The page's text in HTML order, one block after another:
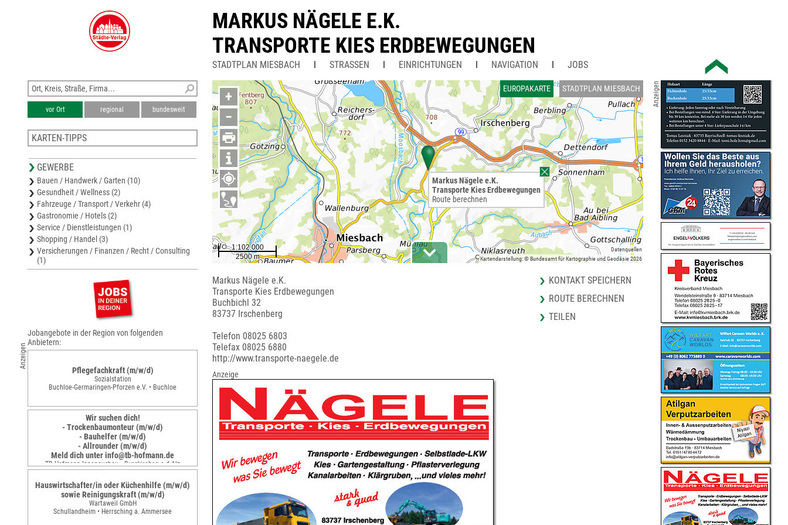
MARKUS NÄGELE E.K.
TRANSPORTE KIES ERDBEWEGUNGEN
STADTPLAN MIESBACH STRASSEN EINRICHTUNGEN NAVIGATION JOBS
EUROPAKARTE STADTPLAN MIESBACH
+
−
Kartendarstellung: © Bundesamt für Kartographie und Geodäsie 2026
Datenquellen
Markus Nägele e.K.
Transporte Kies Erdbewegungen
Route berechnen
Markus Nägele e.K.
Transporte Kies Erdbewegungen
Buchbichl 32
83737 Irschenberg
Telefon 08025 6803
Telefax 08025 6880
http://www.transporte-naegele.de
KONTAKT SPEICHERN
ROUTE BERECHNEN
TEILEN
Anzeige
vor Ort regional bundesweit
KARTEN-TIPPS
Stadtplan Markt Schliersee
Stadtplan Bad Aibling
Stadtplan Kolbermoor
Stadtplan Markt Holzkirchen
GEWERBE
Bauen / Handwerk / Garten (10)
Gesundheit / Wellness (2)
Fahrzeuge / Transport / Verkehr (4)
Gastronomie / Hotels (2)
Service / Dienstleistungen (1)
Shopping / Handel (3)
Versicherungen / Finanzen / Recht / Consulting
(1)
Anzeigen
Jobangebote in der Region von folgenden
Anbietern:
Pflegefachkraft (m/w/d)
Sozialstation
Buchloe-Germaringen-Pforzen e.V. • Buchloe
Wir suchen dich!
- Trockenbaumonteur (m/w/d)
- Bauhelfer (m/w/d)
- Allrounder (m/w/d)
Meld dich unter info@tb-hofmann.de
TB Hofmann Innenausbau • Burgkirchen a.d.Alz
Hauswirtschafter/in oder Küchenhilfe (m/w/d)
sowie Reinigungskraft (m/w/d)
Wartaweil GmbH
Schullandheim • Herrsching a. Ammersee
Anzeigen